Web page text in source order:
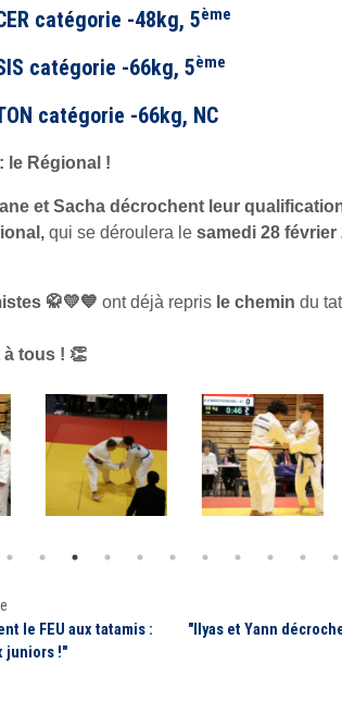
catégorie -48kg, 5ème
catégorie -66kg, 5ème
catégorie -66kg, NC
le Régional !
et Sacha décrochent leur
qui se déroulera le samedi 28 février
🥋💛💙 ont déjà repris le chemin du
à tous ! 👏
le FEU aux tatamis :
juniors !"
"Ilyas et Yann